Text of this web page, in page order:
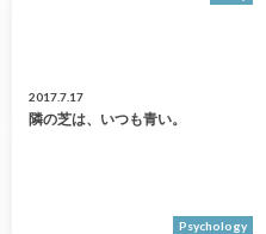
2017.7.17
隣の芝は、いつも青い。
Psychology